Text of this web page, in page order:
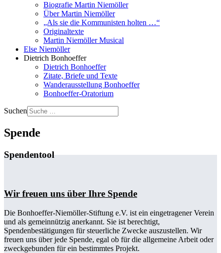
Biografie Martin Niemöller
Über Martin Niemöller
„Als sie die Kommunisten holten …“
Originaltexte
Martin Niemöller Musical
Else Niemöller
Dietrich Bonhoeffer
Dietrich Bonhoeffer
Zitate, Briefe und Texte
Wanderausstellung Bonhoeffer
Bonhoeffer-Oratorium
Suchen
Spende
Spendentool
Wir freuen uns über Ihre Spende
Die Bonhoeffer-Niemöller-Stiftung e.V. ist ein eingetragener Verein
und als gemeinnützig anerkannt. Sie ist berechtigt,
Spendenbestätigungen für steuerliche Zwecke auszustellen. Wir
freuen uns über jede Spende, egal ob für die allgemeine Arbeit oder
zweckgebunden für ein bestimmtes Projekt.